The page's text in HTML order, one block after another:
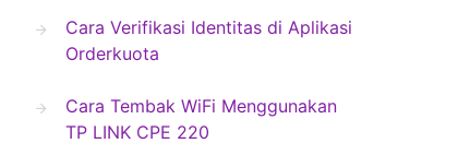
Cara Verifikasi Identitas di Aplikasi
Orderkuota
Cara Tembak WiFi Menggunakan
TP LINK CPE 220